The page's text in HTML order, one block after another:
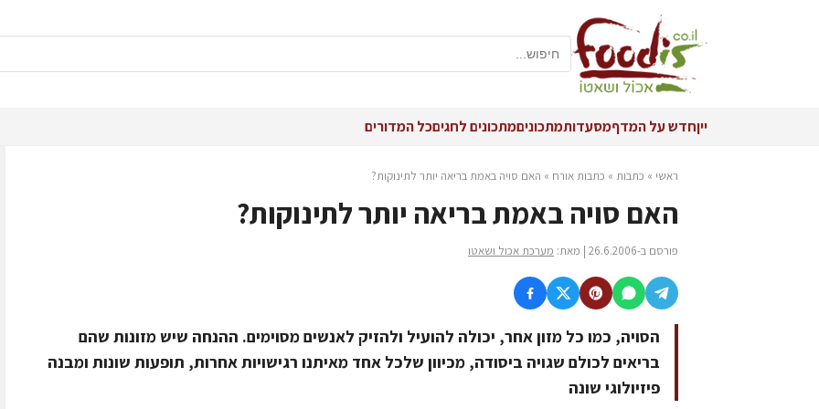
ייןחדש על המדףמסעדותמתכוניםמתכונים לחגיםכל המדורים
ראשי » כתבות » כתבות אורח » האם סויה באמת בריאה יותר לתינוקות?
האם סויה באמת בריאה יותר לתינוקות?
פורסם ב-26.6.2006 | מאת: מערכת אכול ושאטו
הסויה, כמו כל מזון אחר, יכולה להועיל ולהזיק לאנשים מסוימים. ההנחה שיש מזונות שהם
בריאים לכולם שגויה ביסודה, מכיוון שלכל אחד מאיתנו רגישויות אחרות, תופעות שונות ומבנה
פיזיולוגי שונה